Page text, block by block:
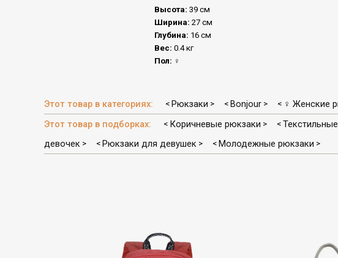
Высота: 39 см
Ширина: 27 см
Глубина: 16 см
Вес: 0.4 кг
Пол: ♀
Этот товар в категориях: < Рюкзаки > < Bonjour > < ♀ Женские
Этот товар в подборках: < Коричневые рюкзаки > <
девочек > < Рюкзаки для девушек > < Молодежные рюкзаки >